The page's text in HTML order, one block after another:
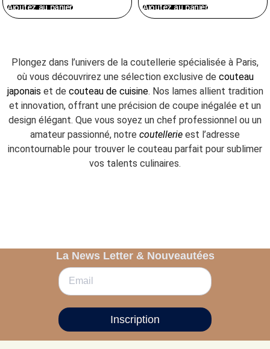
Ajoutez au panier Ajoutez au panier
Plongez dans l’univers de la coutellerie spécialisée à Paris,
où vous découvrirez une sélection exclusive de couteau
japonais et de couteau de cuisine. Nos lames allient tradition
et innovation, offrant une précision de coupe inégalée et un
design élégant. Que vous soyez un chef professionnel ou un
amateur passionné, notre coutellerie est l’adresse
incontournable pour trouver le couteau parfait pour sublimer
vos talents culinaires.
La News Letter & Nouveautées
Inscription